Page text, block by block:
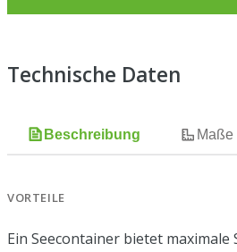
Technische Daten
Beschreibung Maße
VORTEILE
Ein Seecontainer bietet